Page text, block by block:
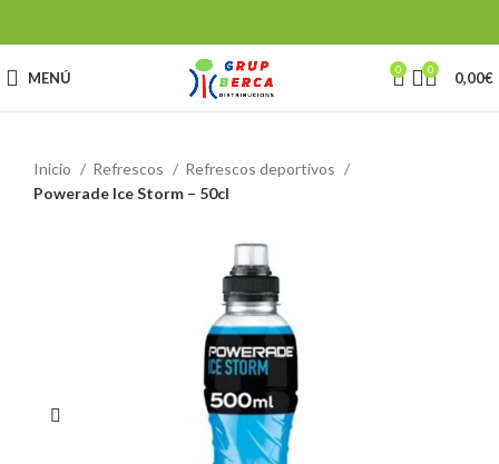
MENÚ 0 0 0,00€
Inicio Refrescos
Refrescos deportivos
Powerade Ice Storm – 50cl